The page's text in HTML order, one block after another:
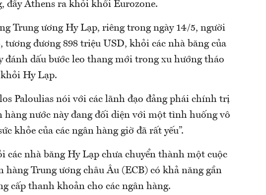
đẩy Athens ra khỏi khối Eurozone.
Trung ương Hy Lạp, riêng trong ngày 14/5, người
đương 898 triệu USD, khỏi các nhà băng của
dấu bước leo thang mới trong xu hướng tháo
Hy Lạp.
Paloulias nói với các lãnh đạo đảng phái chính trị
hàng nước này đang đối diện với một tình huống vô
khỏe của các ngân hàng giờ đã rất yếu”.
các nhà băng Hy Lạp chưa chuyển thành một cuộc
hàng Trung ương châu Âu (ECB) có khả năng gần
cấp thanh khoản cho các ngân hàng.